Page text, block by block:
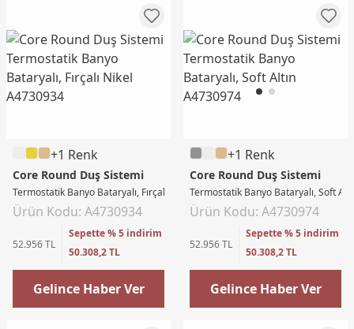
+1 Renk
Core Round Duş Sistemi
Termostatik Banyo Bataryalı, Fırçalı Nikel
Ürün Kodu: A4730934
52.956 TL
Sepette % 5 indirim
50.308,2 TL
Gelince Haber Ver
+1 Renk
Core Round Duş Sistemi
Termostatik Banyo Bataryalı, Soft
Ürün Kodu: A4730974
52.956 TL
Sepette % 5 indirim
50.308,2 TL
Gelince Haber Ver